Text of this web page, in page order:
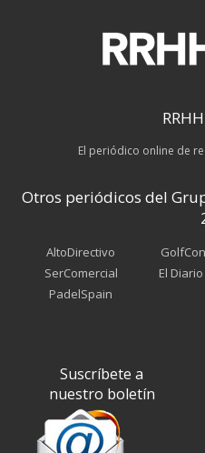
El periódico online de
Otros periódicos del
AltoDirectivo
SerComercial
PadelSpain
El
Suscríbete a
nuestro boletín